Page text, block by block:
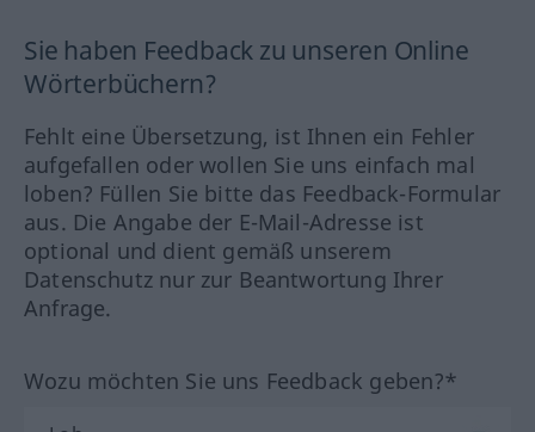
Sie haben Feedback zu unseren Online
Wörterbüchern?
Fehlt eine Übersetzung, ist Ihnen ein Fehler
aufgefallen oder wollen Sie uns einfach mal
loben? Füllen Sie bitte das Feedback-Formular
aus. Die Angabe der E-Mail-Adresse ist
optional und dient gemäß unserem
Datenschutz nur zur Beantwortung Ihrer
Anfrage.
Wozu möchten Sie uns Feedback geben?*